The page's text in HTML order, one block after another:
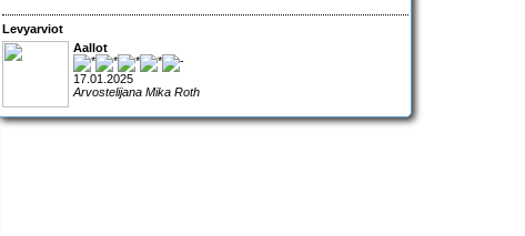
Levyarviot
Aallot
17.01.2025
Arvostelijana Mika Roth